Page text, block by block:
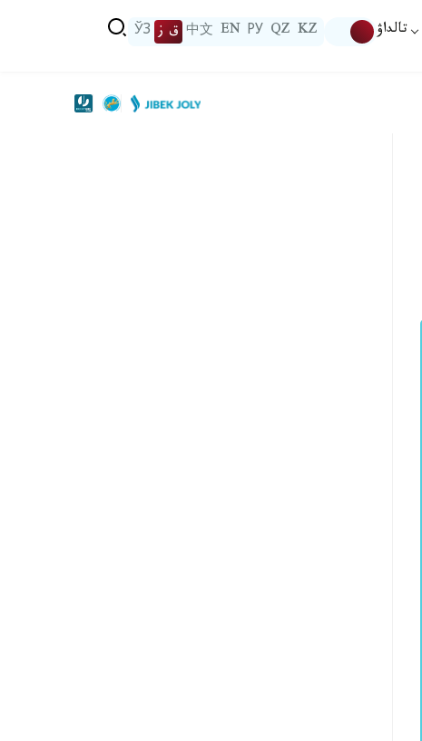
تالداۋ KZ
QZ
РУ
EN
中文 ق ز ЎЗ